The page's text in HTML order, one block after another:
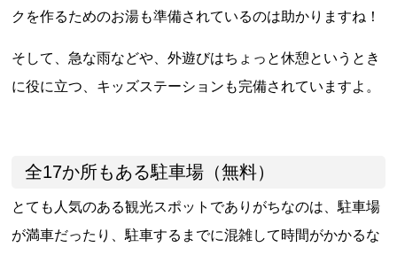
クを作るためのお湯も準備されているのは助かりますね！
そして、急な雨などや、外遊びはちょっと休憩というとき
に役に立つ、キッズステーションも完備されていますよ。
全17か所もある駐車場（無料）
とても人気のある観光スポットでありがちなのは、駐車場
が満車だったり、駐車するまでに混雑して時間がかかるな